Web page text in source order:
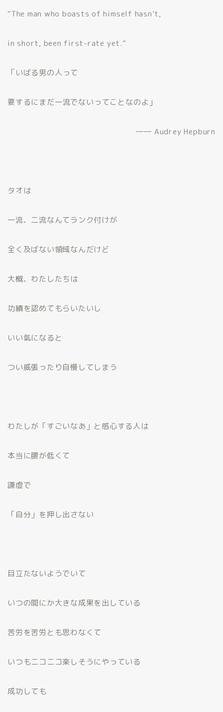
“The man who boasts of himself hasn’t,
in short, been first-rate yet.”
「いばる男の人って
要するにまだ一流でないってことなのよ」
―― Audrey Hepburn
タオは
一流、二流なんてランク付けが
全く及ばない領域なんだけど
大概、わたしたちは
功績を認めてもらいたいし
いい氣になると
つい威張ったり自慢してしまう
わたしが「すごいなあ」と感心する人は
本当に腰が低くて
謙虚で
「自分」を押し出さない
目立たないようでいて
いつの間にか大きな成果を出している
苦労を苦労とも思わなくて
いつもニコニコ楽しそうにやっている
成功しても